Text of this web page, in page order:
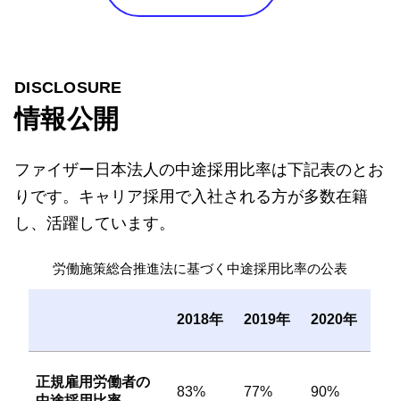
DISCLOSURE
情報公開
ファイザー日本法人の中途採用比率は下記表のとお
りです。キャリア採用で入社される方が多数在籍
し、活躍しています。
労働施策総合推進法に基づく中途採用比率の公表
2018年 2019年 2020年
正規雇用労働者の
83% 77% 90%